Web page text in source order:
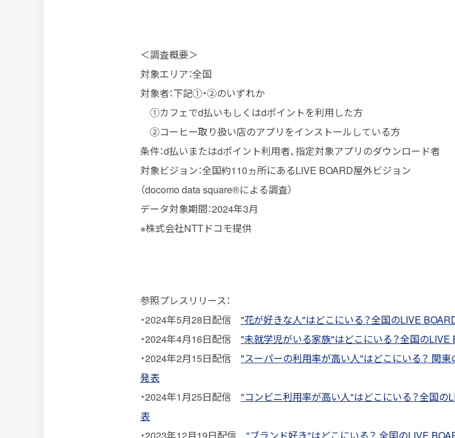
＜調査概要＞
対象エリア：全国
対象者：下記①・②のいずれか
①カフェでd払いもしくはdポイントを利用した方
②コーヒー取り扱い店のアプリをインストールしている方
条件：d払いまたはdポイント利用者、指定対象アプリのダウンロード者
対象ビジョン：全国約110ヵ所にあるLIVE BOARD屋外ビジョン
（docomo data square®による調査）
データ対象期間：2024年3月
※株式会社NTTドコモ提供
参照プレスリリース：
・2024年5月28日配信 "花が好きな人"はどこにいる？全国のLIVE
・2024年4月16日配信 "未就学児がいる家族"はどこにいる？全国の
・2024年2月15日配信 "スーパーの利用率が高い人"はどこにいる？ 関
発表
・2024年1月25日配信 "コンビニ利用率が高い人"はどこにいる？全国
表